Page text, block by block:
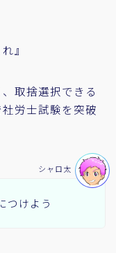
』
取捨選択できる
労士試験を突破
つけよう
シャロ太